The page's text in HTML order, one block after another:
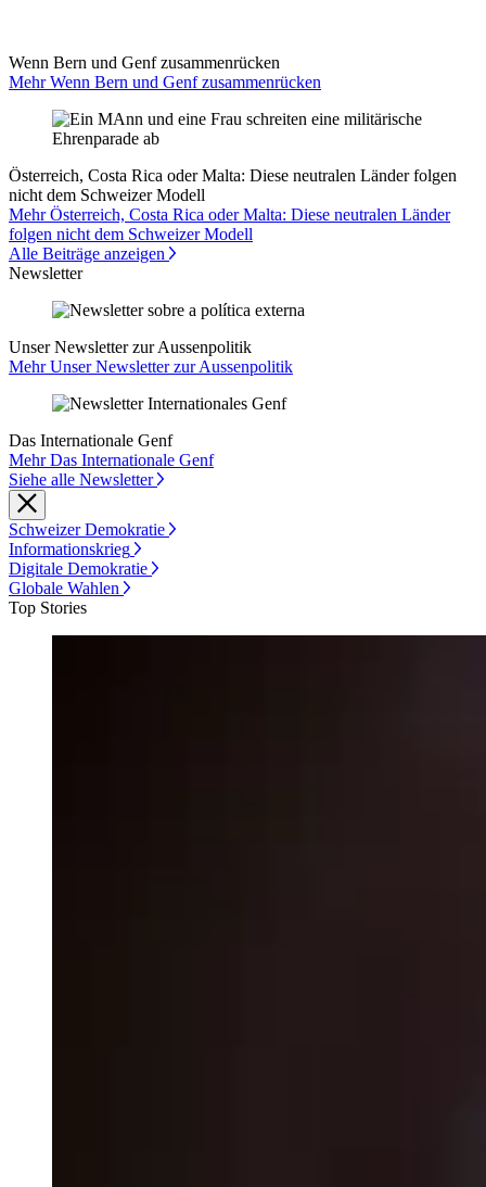
Wenn Bern und Genf zusammenrücken
Mehr Wenn Bern und Genf zusammenrücken
Österreich, Costa Rica oder Malta: Diese neutralen Länder folgen
nicht dem Schweizer Modell
Mehr Österreich, Costa Rica oder Malta: Diese neutralen Länder
folgen nicht dem Schweizer Modell
Alle Beiträge anzeigen
Newsletter
Unser Newsletter zur Aussenpolitik
Mehr Unser Newsletter zur Aussenpolitik
Das Internationale Genf
Mehr Das Internationale Genf
Siehe alle Newsletter
Schweizer Demokratie
Informationskrieg
Digitale Demokratie
Globale Wahlen
Top Stories